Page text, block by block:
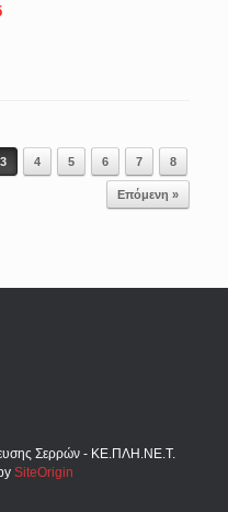
3 4 5 6 7 8
Επόμενη »
Σερρών - ΚΕ.ΠΛΗ.ΝΕ.Τ.
SiteOrigin